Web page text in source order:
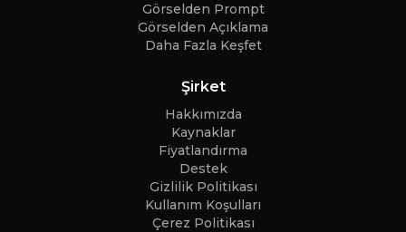
Görselden Prompt
Görselden Açıklama
Daha Fazla Keşfet
Şirket
Hakkımızda
Kaynaklar
Fiyatlandırma
Destek
Gizlilik Politikası
Kullanım Koşulları
Çerez Politikası